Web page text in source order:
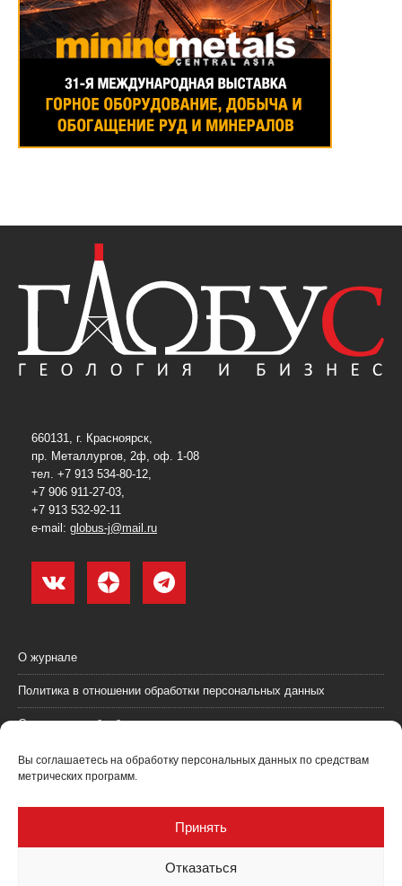
Вы соглашаетесь на обработку персональных данных по средствам
метрических программ.
Принять
Отказаться
660131, г. Красноярск,
пр. Металлургов, 2ф, оф. 1-08
тел. +7 913 534-80-12,
+7 906 911-27-03,
+7 913 532-92-11
e-mail: globus-j@mail.ru
О журнале
Политика в отношении обработки персональных данных
Согласие на обработку персональных данных
Пользовательское соглашение (оферта)